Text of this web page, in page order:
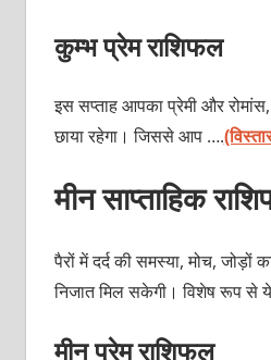
कुम्भ प्रेम राशिफल
इस सप्ताह आपका प्रेमी और
छाया रहेगा। जिससे आप ….
मीन साप्ताहिक
पैरों में दर्द की समस्या, मोच, जोड़ों
निजात मिल सकेगी। विशेष रूप से
मीन प्रेम राशिफल